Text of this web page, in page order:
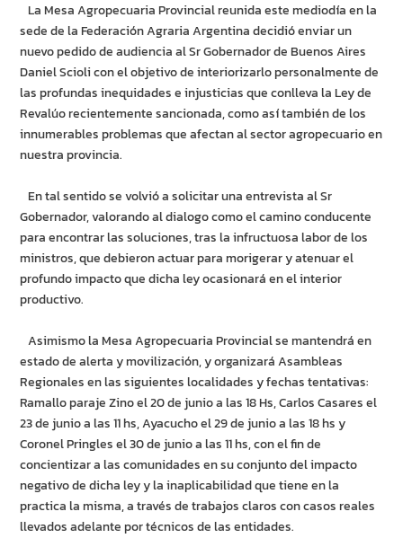
La Mesa Agropecuaria Provincial reunida este mediodía en la
sede de la Federación Agraria Argentina decidió enviar un
nuevo pedido de audiencia al Sr Gobernador de Buenos Aires
Daniel Scioli con el objetivo de interiorizarlo personalmente de
las profundas inequidades e injusticias que conlleva la Ley de
Revalúo recientemente sancionada, como así también de los
innumerables problemas que afectan al sector agropecuario en
nuestra provincia.
En tal sentido se volvió a solicitar una entrevista al Sr
Gobernador, valorando al dialogo como el camino conducente
para encontrar las soluciones, tras la infructuosa labor de los
ministros, que debieron actuar para morigerar y atenuar el
profundo impacto que dicha ley ocasionará en el interior
productivo.
Asimismo la Mesa Agropecuaria Provincial se mantendrá en
estado de alerta y movilización, y organizará Asambleas
Regionales en las siguientes localidades y fechas tentativas:
Ramallo paraje Zino el 20 de junio a las 18 Hs, Carlos Casares el
23 de junio a las 11 hs, Ayacucho el 29 de junio a las 18 hs y
Coronel Pringles el 30 de junio a las 11 hs, con el fin de
concientizar a las comunidades en su conjunto del impacto
negativo de dicha ley y la inaplicabilidad que tiene en la
practica la misma, a través de trabajos claros con casos reales
llevados adelante por técnicos de las entidades.